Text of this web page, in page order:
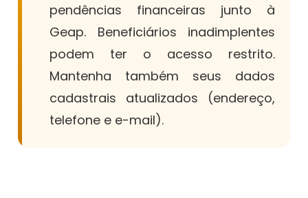
pendências financeiras junto à
Geap. Beneficiários inadimplentes
podem ter o acesso restrito.
Mantenha também seus dados
cadastrais atualizados (endereço,
telefone e e-mail).